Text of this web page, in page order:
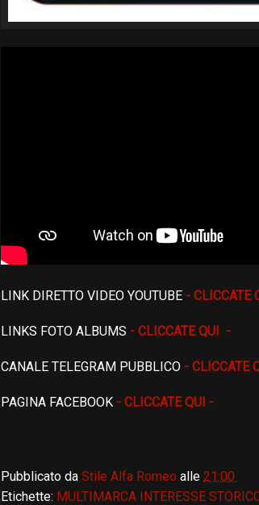
LINK DIRETTO VIDEO YOUTUBE - CLICCATE
LINKS FOTO ALBUMS - CLICCATE QUI -
CANALE TELEGRAM PUBBLICO - CLICCATE
PAGINA FACEBOOK - CLICCATE QUI -
Pubblicato da Stile Alfa Romeo alle 21:00
Etichette: MULTIMARCA INTERESSE